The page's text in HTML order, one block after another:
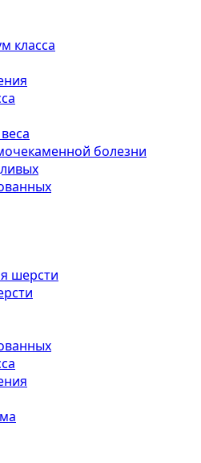
класса
болезни
шерсти